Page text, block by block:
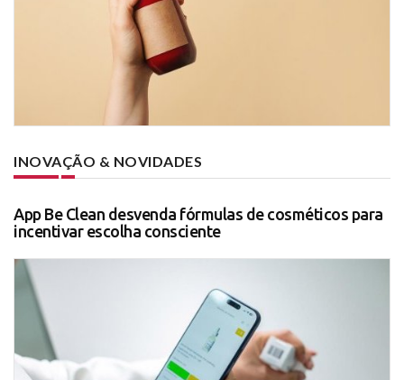
INOVAÇÃO & NOVIDADES
App Be Clean desvenda fórmulas de cosméticos para
incentivar escolha consciente